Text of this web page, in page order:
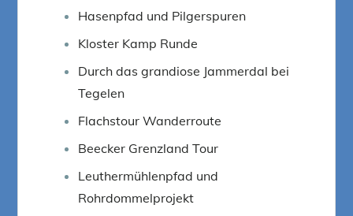
Hasenpfad und Pilgerspuren
Kloster Kamp Runde
Durch das grandiose Jammerdal bei
Tegelen
Flachstour Wanderroute
Beecker Grenzland Tour
Leuthermühlenpfad und
Rohrdommelprojekt